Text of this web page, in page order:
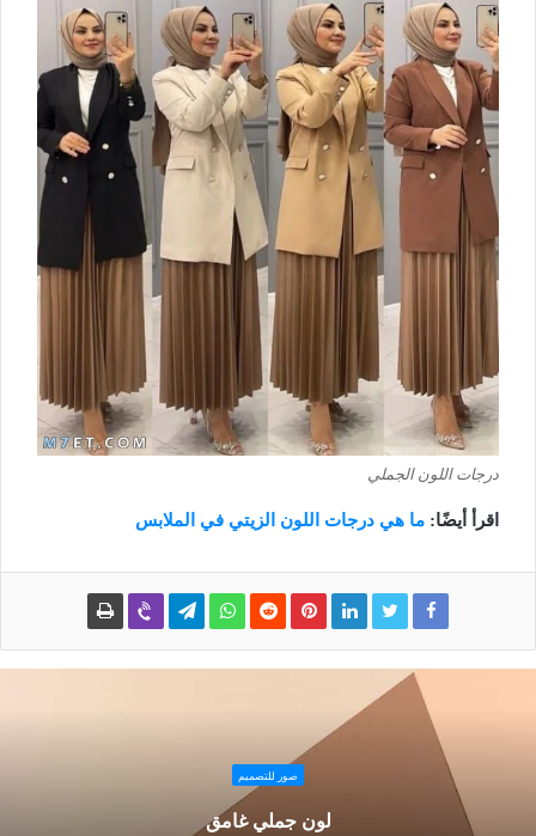
درجات اللون الجملي
اقرأ أيضًا: ما هي درجات اللون الزيتي في الملابس
صور للتصميم
لون جملي غامق